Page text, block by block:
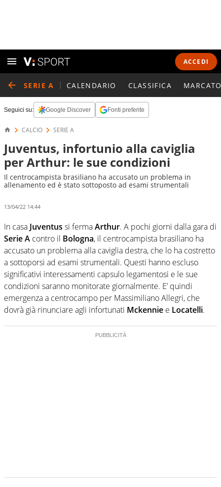
ACCEDI
SERIE A CALENDARIO CLASSIFICA
Seguici su: Google Discover Fonti preferite
CALCIO SERIE A
Juventus, infortunio alla caviglia
per Arthur: le sue condizioni
Il centrocampista brasiliano ha accusato un problema in
allenamento ed è stato sottoposto ad esami strumentali
13/04/22 14:44
In casa Juventus si fermaArthur. A pochi giorni dalla gara di
Serie A contro il Bologna, il centrocampista brasiliano ha
accusato un problema alla caviglia destra, che lo ha costretto
a sottoporsi ad esami strumentali. Questi hanno escluso
significativi interessamenti capsulo legamentosi e le sue
condizioni saranno monitorate giornalmente. E’ quindi
emergenza a centrocampo per Massimiliano Allegri, che
dovrà già rinunciare agli infortunati Mckennie e Locatelli.